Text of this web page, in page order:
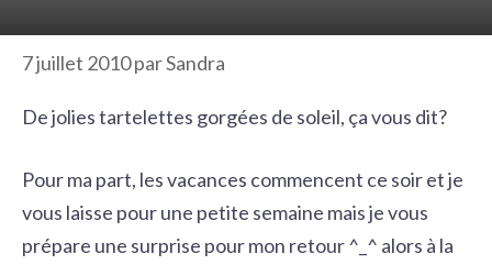
7 juillet 2010parSandra
De jolies tartelettes gorgées de soleil, ça vous dit?
Pour ma part, les vacances commencent ce soir et je
vous laisse pour une petite semaine mais je vous
prépare une surprise pour mon retour ^_^ alors à la